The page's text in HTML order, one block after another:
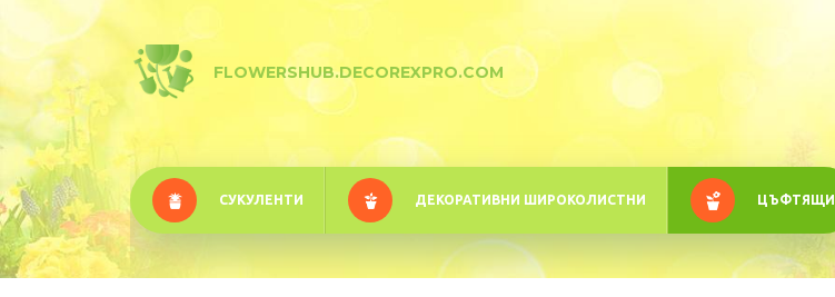
FLOWERSHUB.DECOREXPRO.COM
СУКУЛЕНТИ ДЕКОРАТИВНИ ШИРОКОЛИСТНИ ЦЪФТЯЩИ